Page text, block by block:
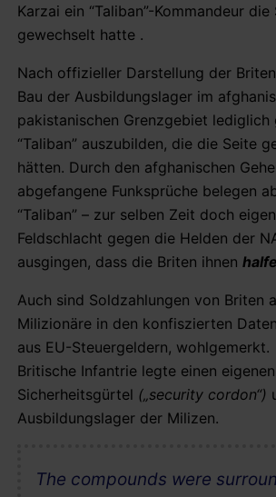
Karzai ein “Taliban”-Kommandeur die
gewechselt hatte .
Nach offizieller Darstellung der
Bau der Ausbildungslager im
pakistanischen Grenzgebiet lediglich
“Taliban” auszubilden, die die Seite
hätten. Durch den afghanischen
abgefangene Funksprüche belegen
“Taliban” – zur selben Zeit doch
Feldschlacht gegen die Helden der
ausgingen, dass die Briten ihnen
Auch sind Soldzahlungen von Briten
Milizionäre in den konfiszierten
aus EU-Steuergeldern, wohlgemerkt.
Britische Infantrie legte einen eigenen
Sicherheitsgürtel („security cordon“)
Ausbildungslager der Milizen.
The compounds were